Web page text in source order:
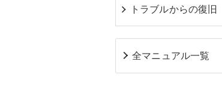
トラブルからの復旧
全マニュアル一覧